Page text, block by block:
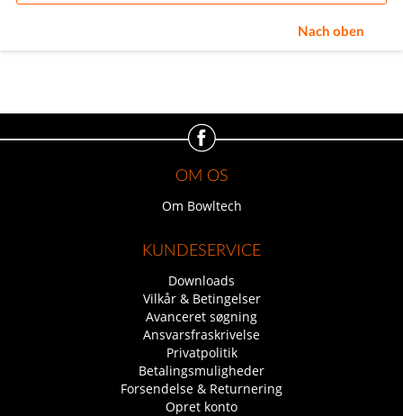
Nach oben
OM OS
Om Bowltech
KUNDESERVICE
Downloads
Vilkår & Betingelser
Avanceret søgning
Ansvarsfraskrivelse
Privatpolitik
Betalingsmuligheder
Forsendelse & Returnering
Opret konto